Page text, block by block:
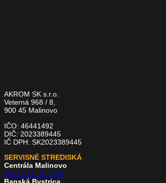
AKROM SK s.r.o.
Veterná 968 / 8,
900 45 Malinovo
IČO: 46441492
DIČ: 2023389445
IČ DPH: SK2023389445
SERVISNÉ STREDISKÁ
Centrála Malinovo
+421 917 210 244